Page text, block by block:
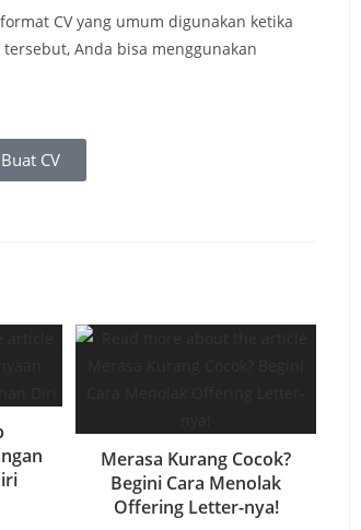
CV yang umum digunakan ketika
Anda bisa menggunakan
CV
Merasa Kurang Cocok?
Begini Cara Menolak
Offering Letter-nya!